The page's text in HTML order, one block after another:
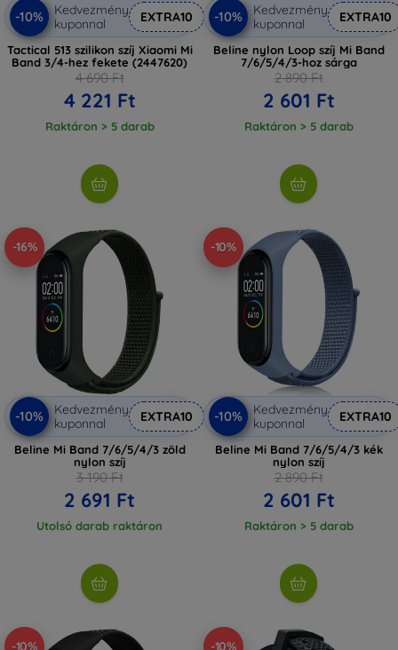
-10%
Kedvezmény
kuponnal
EXTRA10
Tactical 513 szilikon szíj Xiaomi Mi
Band 3/4-hez fekete (2447620)
4 690 Ft
4 221 Ft
Raktáron > 5 darab
-10%
Kedvezmény
kuponnal
EXTRA10
Beline nylon Loop szíj Mi Band
7/6/5/4/3-hoz sárga
2 890 Ft
2 601 Ft
Raktáron > 5 darab
-16%
-10%
Kedvezmény
kuponnal
EXTRA10
Beline Mi Band 7/6/5/4/3 zöld
nylon szíj
3 190 Ft
2 691 Ft
Utolsó darab raktáron
-10%
-10%
Kedvezmény
kuponnal
EXTRA10
Beline Mi Band 7/6/5/4/3 kék
nylon szíj
2 890 Ft
2 601 Ft
Raktáron > 5 darab
-10% -10%